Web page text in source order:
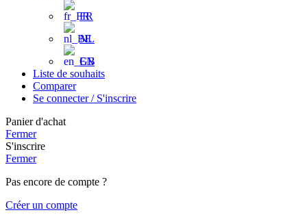
FR
NL
EN
Liste de souhaits
Comparer
Se connecter / S'inscrire
Panier d'achat
Fermer
S'inscrire
Fermer
Pas encore de compte ?
Créer un compte